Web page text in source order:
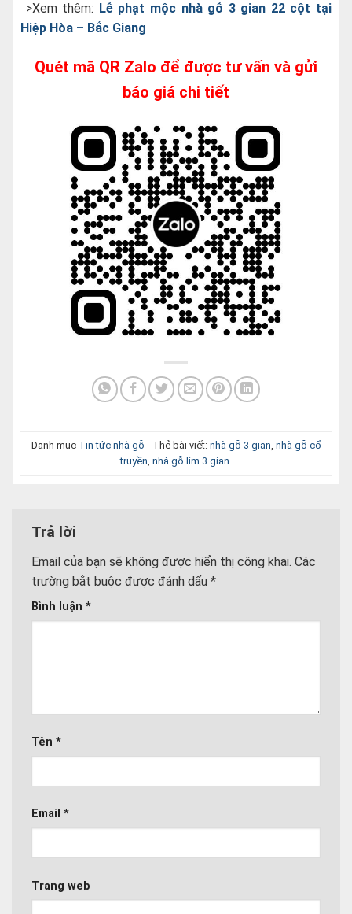
>Xem thêm: Lễ phạt mộc nhà gỗ 3 gian 22 cột tại
Hiệp Hòa – Bắc Giang
Quét mã QR Zalo để được tư vấn và gửi
báo giá chi tiết
Danh mục Tin tức nhà gỗ - Thẻ bài viết: nhà gỗ 3 gian nhà gỗ cổ
truyền nhà gỗ lim 3 gian
Trả lời
Email của bạn sẽ không được hiển thị công khai. Các
trường bắt buộc được đánh dấu *
Bình luận *
Tên *
Email *
Trang web